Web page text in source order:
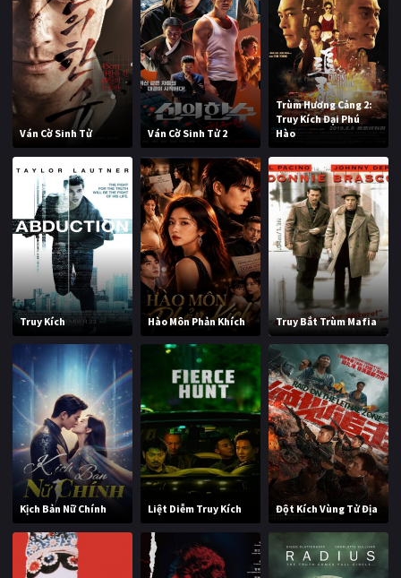
Ván Cờ Sinh Tử Ván Cờ Sinh Tử 2
Trùm Hương Cảng 2:
Truy Kích Đại Phú
Hào
Truy Kích Hào Môn Phản Khích Truy Bắt Trùm Mafia
Kịch Bản Nữ Chính Liệt Diễm Truy Kích Đột Kích Vùng Tử Địa